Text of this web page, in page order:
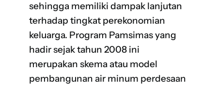
sehingga memiliki dampak lanjutan
terhadap tingkat perekonomian
keluarga. Program Pamsimas yang
hadir sejak tahun 2008 ini
merupakan skema atau model
pembangunan air minum perdesaan